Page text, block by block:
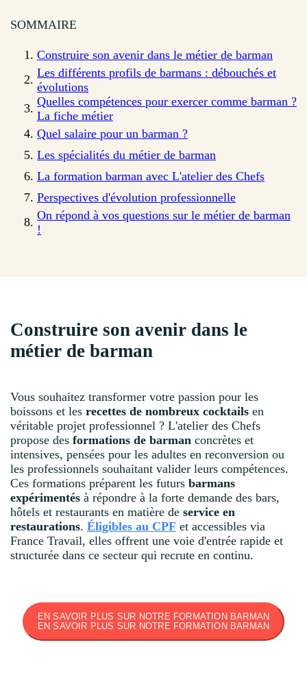
SOMMAIRE
Construire son avenir dans le métier de barman
Les différents profils de barmans : débouchés et
évolutions
Quelles compétences pour exercer comme barman ?
La fiche métier
Quel salaire pour un barman ?
Les spécialités du métier de barman
La formation barman avec L'atelier des Chefs
Perspectives d'évolution professionnelle
On répond à vos questions sur le métier de barman
!
Construire son avenir dans le
métier de barman
Vous souhaitez transformer votre passion pour les
boissons et les recettes de nombreux cocktails en
véritable projet professionnel ? L'atelier des Chefs
propose des formations de barman concrètes et
intensives, pensées pour les adultes en reconversion ou
les professionnels souhaitant valider leurs compétences.
Ces formations préparent les futurs barmans
expérimentés à répondre à la forte demande des bars,
hôtels et restaurants en matière de service en
restaurations. Éligibles au CPF et accessibles via
France Travail, elles offrent une voie d'entrée rapide et
structurée dans ce secteur qui recrute en continu.
EN SAVOIR PLUS SUR NOTRE FORMATION BARMAN
EN SAVOIR PLUS SUR NOTRE FORMATION BARMAN